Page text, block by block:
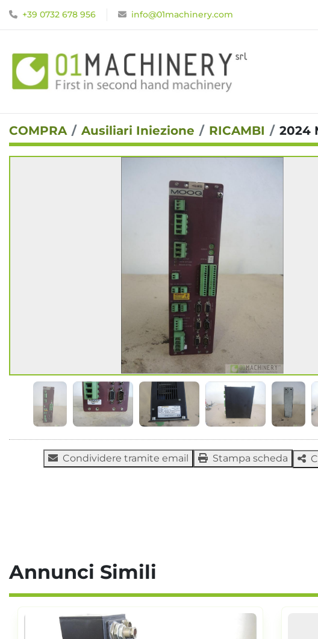
+39 0732 678 956 info@01machinery.com
COMPRA Ausiliari Iniezione RICAMBI 2024
Condividere tramite email Stampa scheda
Annunci Simili